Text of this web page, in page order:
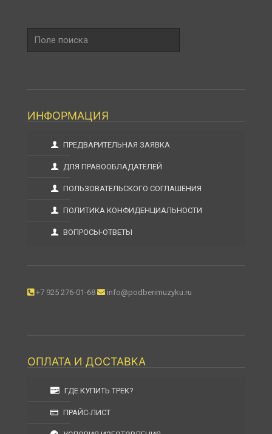
поиска
ИНФОРМАЦИЯ
ПРЕДВАРИТЕЛЬНАЯ ЗАЯВКА
ДЛЯ ПРАВООБЛАДАТЕЛЕЙ
ПОЛЬЗОВАТЕЛЬСКОГО СОГЛАШЕНИЯ
ПОЛИТИКА КОНФИДЕНЦИАЛЬНОСТИ
ВОПРОСЫ-ОТВЕТЫ
+7 925 276-01-68 info@podberimuzyku.ru
ОПЛАТА И ДОСТАВКА
ГДЕ КУПИТЬ ТРЕК?
ПРАЙС-ЛИСТ